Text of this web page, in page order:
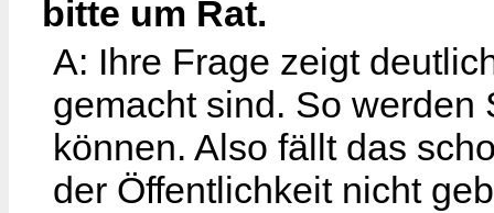
bitte um Rat.
A: Ihre Frage zeigt
gemacht sind. So werden
können. Also fällt das
der Öffentlichkeit nicht